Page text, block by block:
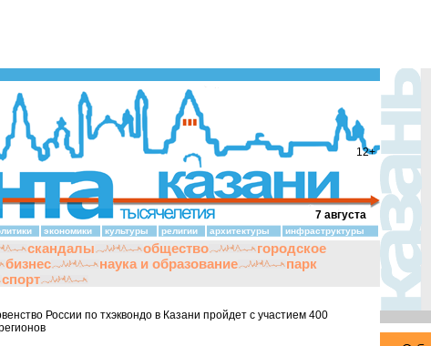
12+
7 августа
экономики культуры религии архитектуры инфраструктуры
скандалы общество
городское
бизнес наука и образование
парк
спорт
России по тхэквондо в Казани пройдет с участием 400